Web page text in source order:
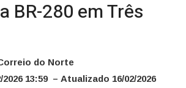
BR-280 em Três
do Norte
13:59 – Atualizado 16/02/2026